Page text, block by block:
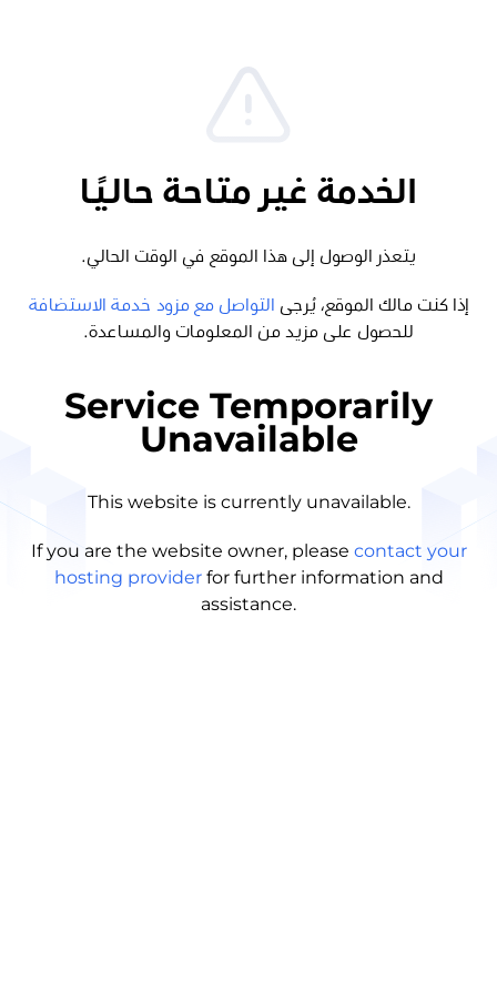
الخدمة غير متاحة حاليًا
يتعذر الوصول إلى هذا الموقع في الوقت الحالي.
إذا كنت مالك الموقع، يُرجى
التواصل مع مزود خدمة الاستضافة
للحصول على مزيد من المعلومات والمساعدة.
Service Temporarily
Unavailable
This website is currently unavailable.
If you are the website owner, please contact your
hosting provider for further information and
assistance.